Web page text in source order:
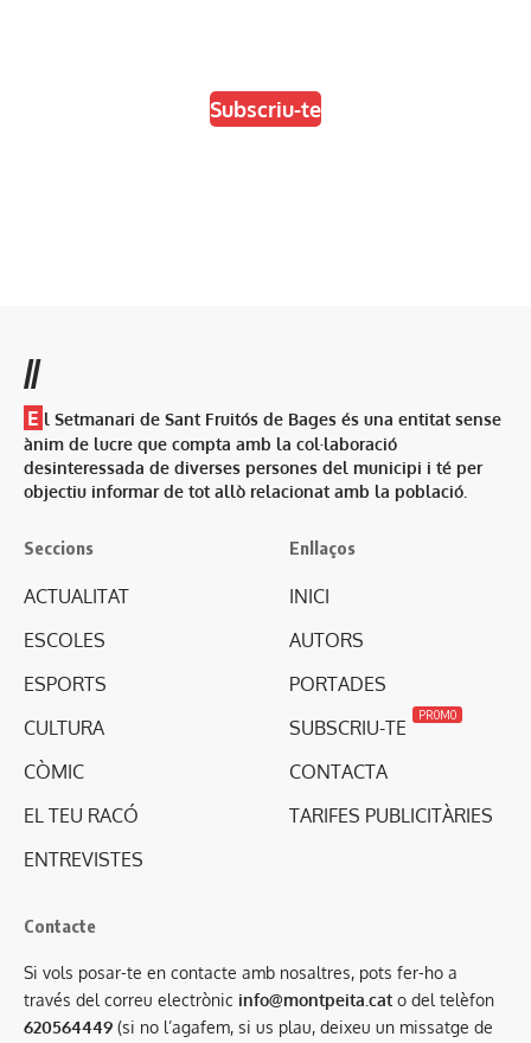
Subscriu-te
//
E l Setmanari de Sant Fruitós de Bages és una entitat sense
ànim de lucre que compta amb la col·laboració
desinteressada de diverses persones del municipi i té per
objectiu informar de tot allò relacionat amb la població.
Seccions
ACTUALITAT
ESCOLES
ESPORTS
CULTURA
CÒMIC
EL TEU RACÓ
ENTREVISTES
Enllaços
INICI
AUTORS
PORTADES
SUBSCRIU-TE
PROMO
CONTACTA
TARIFES PUBLICITÀRIES
Contacte
Si vols posar-te en contacte amb nosaltres, pots fer-ho a
través del correu electrònic info@montpeita.cat o del telèfon
620564449 (si no l’agafem, si us plau, deixeu un missatge de